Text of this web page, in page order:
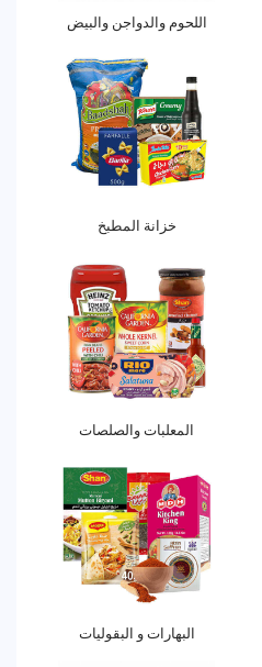
اللحوم والدواجن والبيض
خزانة المطبخ
المعلبات والصلصات
البهارات و البقوليات